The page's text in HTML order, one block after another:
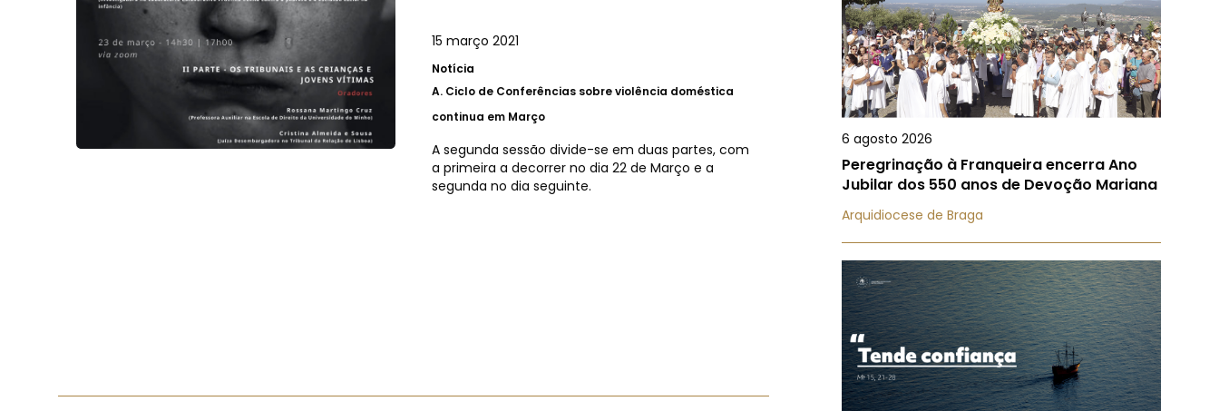
15 março 2021
Notícia
A. Ciclo de Conferências sobre violência doméstica
continua em Março
A segunda sessão divide-se em duas partes, com
a primeira a decorrer no dia 22 de Março e a
segunda no dia seguinte.
6 agosto 2026
Peregrinação à Franqueira encerra Ano
Jubilar dos 550 anos de Devoção Mariana
Arquidiocese de Braga